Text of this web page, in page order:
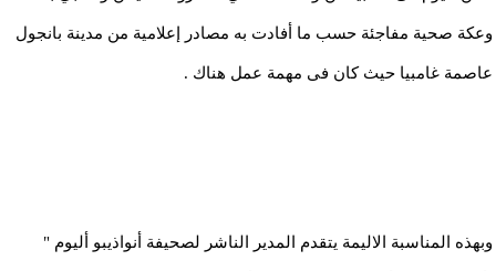
وعكة صحية مفاجئة حسب ما أفادت به مصادر إعلامية من مدينة بانجول
عاصمة غامبيا حيث كان فى مهمة عمل هناك .
وبهذه المناسبة الاليمة يتقدم المدير الناشر لصحيفة أنواذيبو أليوم "